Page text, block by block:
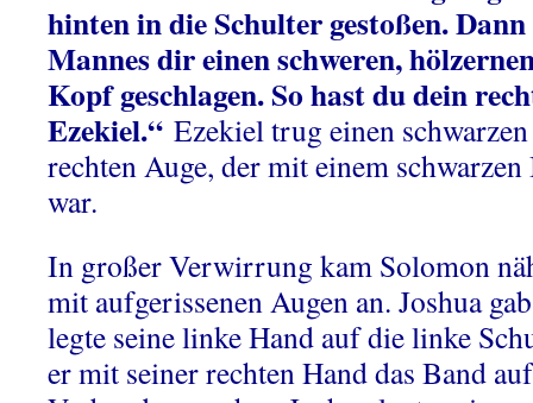
hinten in die Schulter gestoßen.
Mannes dir einen schweren,
Kopf geschlagen. So hast du dein
Ezekiel.“ Ezekiel trug einen
rechten Auge, der mit einem
war.
In großer Verwirrung kam Solomon
mit aufgerissenen Augen an. Joshua
legte seine linke Hand auf die linke
er mit seiner rechten Hand das Band